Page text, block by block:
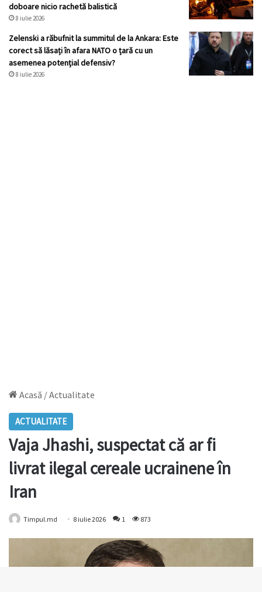
doboare nicio rachetă balistică
8 iulie 2026
Zelenski a răbufnit la summitul de la Ankara: Este
corect să lăsați în afara NATO o țară cu un
asemenea potențial defensiv?
8 iulie 2026